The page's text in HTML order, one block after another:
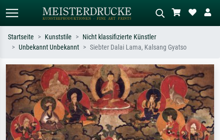
Suchen Sie nach Künstlern, Werktiteln
oder Stilen – z.B. Monet,
Sternennacht, Impressionismus, Welle
Hokusai, Akt.
Beschreiben Sie die Szene – z.B. Grüne
Wiese, Abstrakt mit viel Rot, Dunkles
Ölgemälde, Stehender Akt neben einem
Baum.
Startseite Kunststile
Nicht klassifizierte Künstler
Unbekannt Unbekannt
Siebter Dalai Lama, Kalsang Gyatso